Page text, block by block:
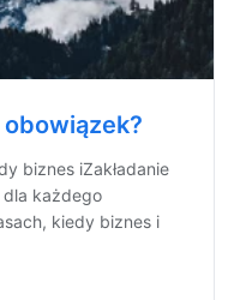
biznes iZakładanie
każdego
kiedy biznes i